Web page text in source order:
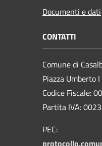
Documenti e dati
CONTATTI
Comune di
Piazza Umberto
Codice Fiscale:
Partita IVA:
PEC: